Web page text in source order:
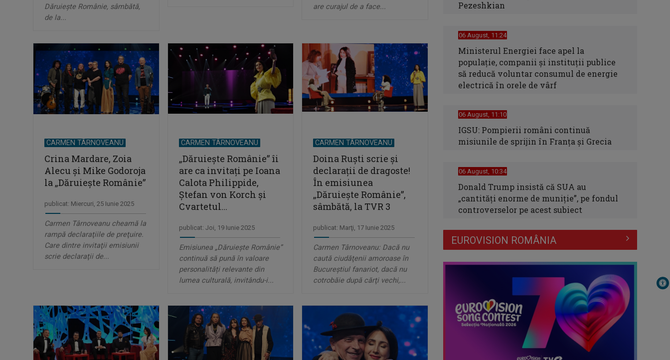
Dăruieşte Românie, sâmbătă,
de la...
are curajul de a face...
CARMEN TÂRNOVEANU
Crina Mardare, Zoia
Alecu și Mike Godoroja
la „Dăruiește Românie”
publicat: Miercuri, 25 Iunie 2025
Carmen Târnoveanu cheamă la
rampă declaraţiile de preţuire.
Care dintre invitaţii emisiunii
scrie declaraţii de...
CARMEN TÂRNOVEANU
„Dăruiește Românie” îi
are ca invitați pe Ioana
Calota Philippide,
Ștefan von Korch şi
Cvartetul...
publicat: Joi, 19 Iunie 2025
Emisiunea „Dăruiește Românie”
continuă să pună în valoare
personalități relevante din
lumea culturală, invitându-i...
CARMEN TÂRNOVEANU
Doina Ruşti scrie şi
declaraţii de dragoste!
În emisiunea
„Dăruieşte Românie”,
sâmbătă, la TVR 3
publicat: Marţi, 17 Iunie 2025
Carmen Târnoveanu: Dacă nu
caută ciudăţenii amoroase în
Bucureştiul fanariot, dacă nu
cotrobăie după cărţi vechi,...
Pezeshkian
06 August, 11:24
Ministerul Energiei face apel la
populație, companii și instituții publice
să reducă voluntar consumul de energie
electrică în orele de vârf
06 August, 11:10
IGSU: Pompierii români continuă
misiunile de sprijin în Franţa şi Grecia
06 August, 10:34
Donald Trump insistă că SUA au
„cantităţi enorme de muniţie”, pe fondul
controverselor pe acest subiect
EUROVISION ROMÂNIA